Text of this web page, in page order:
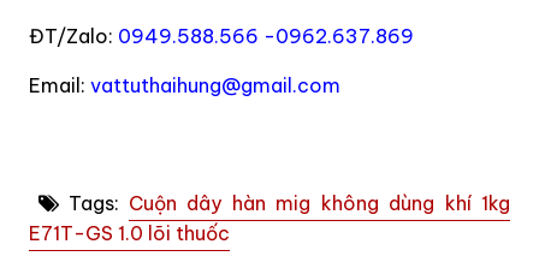
ĐT/Zalo: 0949.588.566 -0962.637.869
Email: vattuthaihung@gmail.com
Tags: Cuộn dây hàn mig không dùng khí 1kg
E71T-GS 1.0 lõi thuốc